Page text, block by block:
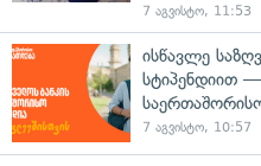
7 აგვისტო, 11:53
ისწავლე
სტიპენდიით
7 აგვისტო, 10:57